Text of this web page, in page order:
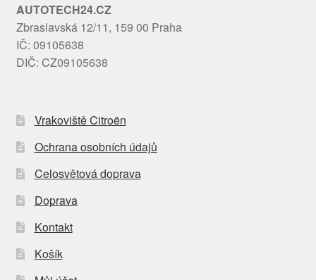
AUTOTECH24.CZ
Zbraslavská 12/11, 159 00 Praha
IČ: 09105638
DIČ: CZ09105638
Vrakoviště Citroën
Ochrana osobních údajů
Celosvětová doprava
Doprava
Kontakt
Košík